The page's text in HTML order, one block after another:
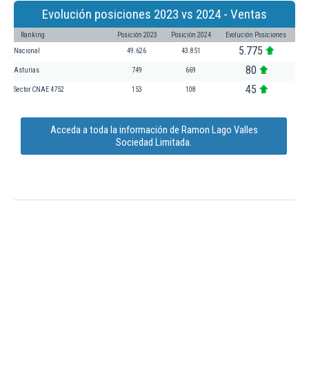
Evolución posiciones 2023 vs 2024 - Ventas
Ranking Posición 2023 Posición 2024 Evolución Posiciones
Nacional 49.626 43.851 5.775
Asturias 749 669 80
Sector CNAE 4752 153 108 45
Acceda a toda la información de Ramon Lago Valles
Sociedad Limitada.